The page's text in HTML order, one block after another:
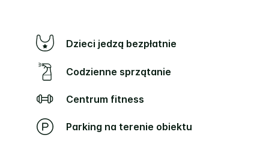
Dzieci jedzą bezpłatnie
Codzienne sprzątanie
Centrum fitness
Parking na terenie obiektu